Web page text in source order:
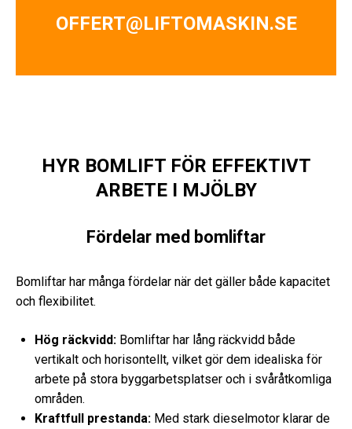
OFFERT@LIFTOMASKIN.SE
HYR BOMLIFT FÖR EFFEKTIVT
ARBETE I MJÖLBY
Fördelar med bomliftar
Bomliftar har många fördelar när det gäller både kapacitet
och flexibilitet.
Hög räckvidd: Bomliftar har lång räckvidd både
vertikalt och horisontellt, vilket gör dem idealiska för
arbete på stora byggarbetsplatser och i svåråtkomliga
områden.
Kraftfull prestanda: Med stark dieselmotor klarar de